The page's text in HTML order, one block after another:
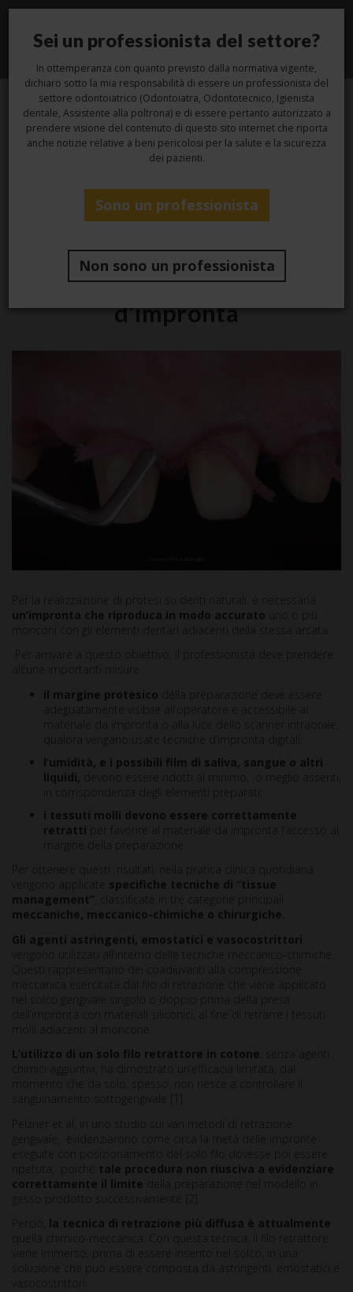
Toggle
4
Feb
Studio
Astringenti, emostatici e
vasocostrittori nella presa
d’impronta
Per la realizzazione di protesi su denti naturali, è necessaria
un’impronta che riproduca in modo accurato
monconi con gli elementi dentari adiacenti della stessa arcata.
Per arrivare a questo obiettivo, il professionista deve prendere
alcune importanti misure:
il margine protesico
adeguatamente visibile all’operatore e accessibile al
materiale da impronta o alla luce dello scanner intraorale,
qualora vengano usate tecniche d’impronta digitali;
l’umidità, e i possibili film di saliva, sangue o altri
liquidi, devono essere ridotti al minimo, o meglio assenti,
in corrispondenza degli elementi preparati;
i tessuti molli devono essere correttamente
retratti per favorire al materiale da impronta l’accesso al
margine della preparazione.
Per ottenere questi risultati, nella pratica clinica quotidiana
vengono applicate specifiche tecniche di “tissue
management” , classificate in tre categorie principali:
meccaniche, meccanico-chimiche o chirurgiche.
Gli agenti astringenti, emostatici e vasocostrittori
vengono utilizzati all’interno delle tecniche meccanico-chimiche.
Questi rappresentano dei coadiuvanti alla compressione
meccanica esercitata dal filo di retrazione che viene applicato
nel solco gengivale singolo o doppio prima della presa
dell’impronta con materiali siliconici, al fine di retrarre i tessuti
molli adiacenti al moncone.
L’utilizzo di un solo filo retrattore in cotone , senza agenti
chimici aggiuntivi, ha dimostrato un’efficacia limitata, dal
momento che da solo, spesso, non riesce a controllare il
sanguinamento sottogengivale [1].
Pelzner et al, in uno studio sui vari metodi di retrazione
gengivale, evidenziarono come circa la metà delle impronte
eseguite con posizionamento del solo filo dovesse poi essere
ripetuta, poiché
tale procedura non riusciva a evidenziare
correttamente il limite
gesso prodotto successivamente [2].
la tecnica di retrazione più diffusa è attualmente
quella chimico-meccanica. Con questa tecnica, il filo retrattore
viene immerso, prima di essere inserito nel solco, in una
soluzione che può essere composta da astringenti, emostatici e
vasocostrittori.
Sei un professionista del settore?
In ottemperanza con quanto previsto dalla normativa vigente,
dichiaro sotto la mia responsabilità di essere un professionista del
settore odontoiatrico (Odontoiatra, Odontotecnico, Igienista
dentale, Assistente alla poltrona) e di essere pertanto autorizzato a
prendere visione del contenuto di questo sito internet che riporta
anche notizie relative a beni pericolosi per la salute e la sicurezza
dei pazienti.
Sono un professionista
Non sono un professionista